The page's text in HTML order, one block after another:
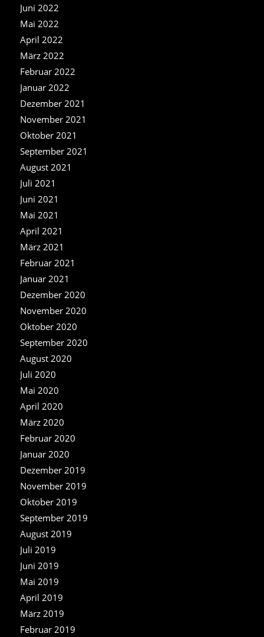
Juni 2022
Mai 2022
April 2022
März 2022
Februar 2022
Januar 2022
Dezember 2021
November 2021
Oktober 2021
September 2021
August 2021
Juli 2021
Juni 2021
Mai 2021
April 2021
März 2021
Februar 2021
Januar 2021
Dezember 2020
November 2020
Oktober 2020
September 2020
August 2020
Juli 2020
Mai 2020
April 2020
März 2020
Februar 2020
Januar 2020
Dezember 2019
November 2019
Oktober 2019
September 2019
August 2019
Juli 2019
Juni 2019
Mai 2019
April 2019
März 2019
Februar 2019